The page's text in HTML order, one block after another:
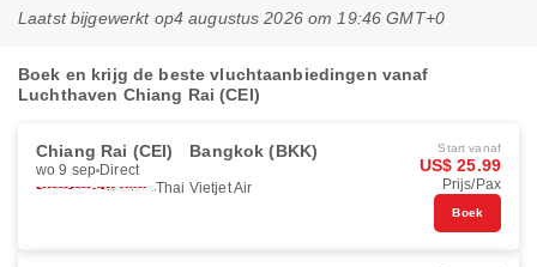
Laatst bijgewerkt op4 augustus 2026 om 19:46 GMT+0
Boek en krijg de beste vluchtaanbiedingen vanaf
Luchthaven Chiang Rai (CEI)
Chiang Rai (CEI) Bangkok (BKK)
wo 9 sep Direct
Thai Vietjet Air
Start vanaf
US$ 25.99
Prijs/Pax
Boek